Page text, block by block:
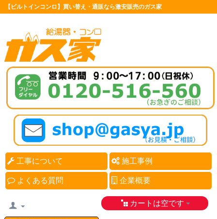
【ビルトインコンロ】買い替え・通販なら激安販売のガス家
工事について 施工事例
よくある質問 企業概要
カートは空です